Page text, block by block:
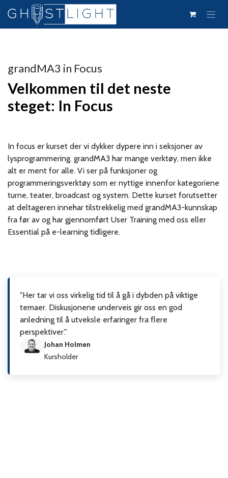
Skip to Content
grandMA3 in Focus
Velkommen til det neste
steget: In Focus
In focus er kurset der vi dykker dypere inn i seksjoner av
lysprogrammering. grandMA3 har mange verktøy, men ikke
alt er ment for alle. Vi ser på funksjoner og
programmeringsverktøy som er nyttige innenfor kategoriene
turne, teater, broadcast og system. Dette kurset forutsetter
at deltageren innehar tilstrekkelig med grandMA3-kunnskap
fra før av og har gjennomført User Training med oss eller
Essential på e-learning tidligere.
"Her tar vi oss virkelig tid til å gå i dybden på viktige
temaer. Diskusjonene underveis gir oss en god
anledning til å utveksle erfaringer fra flere
perspektiver."
Johan Holmen
Kursholder